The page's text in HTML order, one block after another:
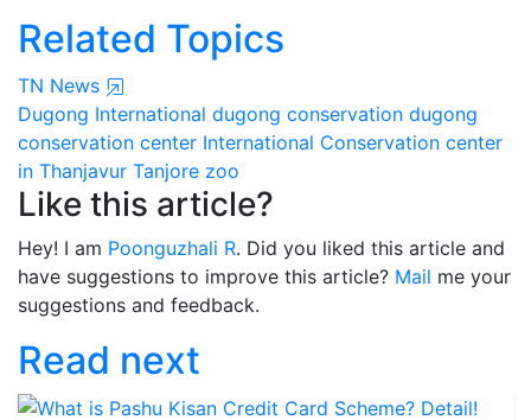
Related Topics
TN News
Dugong International dugong conservation dugong
conservation center International Conservation center
in Thanjavur Tanjore zoo
Like this article?
Hey! I am Poonguzhali R. Did you liked this article and
have suggestions to improve this article? Mail me your
suggestions and feedback.
Read next